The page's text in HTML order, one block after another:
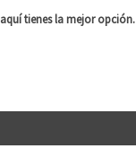
tienes la mejor opción.